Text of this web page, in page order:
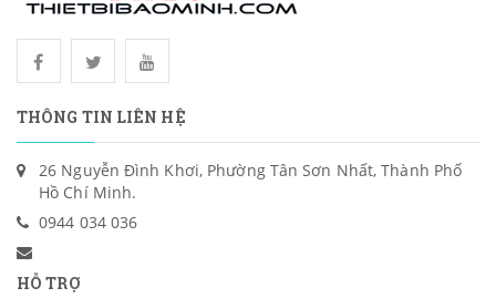
THÔNG TIN LIÊN HỆ
26 Nguyễn Đình Khơi, Phường Tân Sơn Nhất, Thành Phố
Hồ Chí Minh.
0944 034 036
HỖ TRỢ